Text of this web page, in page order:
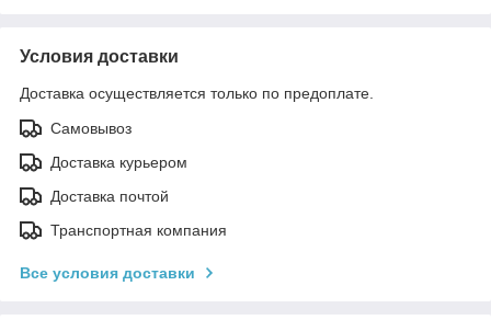
Условия доставки
Доставка осуществляется только по предоплате.
Самовывоз
Доставка курьером
Доставка почтой
Транспортная компания
Все условия доставки